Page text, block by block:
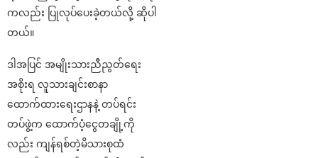
ကလည်း ပြုလုပ်ပေးခဲ့တယ်လို့ ဆိုပါ
တယ်။
ဒါအပြင် အမျိုးသားညီညွတ်ရေး
အစိုးရ လူသားချင်းစာနာ
ထောက်ထားရေးဌာနနဲ့ တပ်ရင်း
တပ်ဖွဲ့က ထောက်ပံ့ငွေတချို့ကို
လည်း ကျန်ရစ်တဲ့မိသားစုထံ